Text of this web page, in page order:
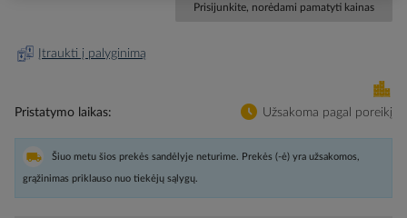
Prisijunkite, norėdami pamatyti kainas
Įtraukti į palyginimą
Pristatymo laikas Užsakoma pagal poreikį
Šiuo metu šios prekės sandėlyje neturime. Prekės (-ė) yra užsakomos,
grąžinimas priklauso nuo tiekėjų sąlygų.